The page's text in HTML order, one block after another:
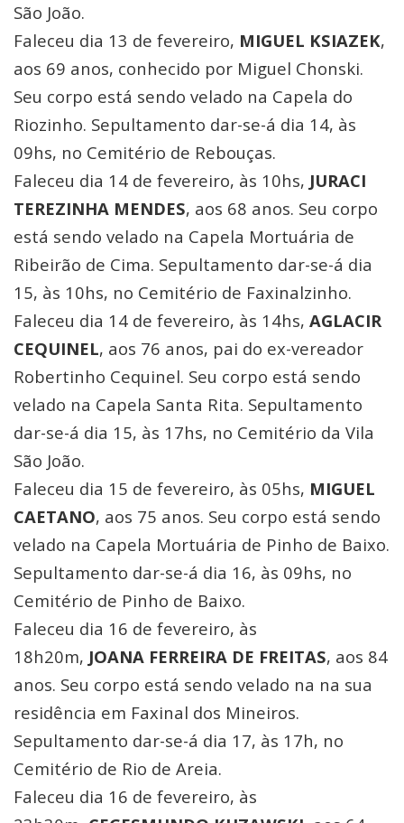
São João.
Faleceu dia 13 de fevereiro, MIGUEL KSIAZEK,
aos 69 anos, conhecido por Miguel Chonski.
Seu corpo está sendo velado na Capela do
Riozinho. Sepultamento dar-se-á dia 14, às
09hs, no Cemitério de Rebouças.
Faleceu dia 14 de fevereiro, às 10hs, JURACI
TEREZINHA MENDES, aos 68 anos. Seu corpo
está sendo velado na Capela Mortuária de
Ribeirão de Cima. Sepultamento dar-se-á dia
15, às 10hs, no Cemitério de Faxinalzinho.
Faleceu dia 14 de fevereiro, às 14hs, AGLACIR
CEQUINEL, aos 76 anos, pai do ex-vereador
Robertinho Cequinel. Seu corpo está sendo
velado na Capela Santa Rita. Sepultamento
dar-se-á dia 15, às 17hs, no Cemitério da Vila
São João.
Faleceu dia 15 de fevereiro, às 05hs, MIGUEL
CAETANO, aos 75 anos. Seu corpo está sendo
velado na Capela Mortuária de Pinho de Baixo.
Sepultamento dar-se-á dia 16, às 09hs, no
Cemitério de Pinho de Baixo.
Faleceu dia 16 de fevereiro, às
18h20m, JOANA FERREIRA DE FREITAS, aos 84
anos. Seu corpo está sendo velado na na sua
residência em Faxinal dos Mineiros.
Sepultamento dar-se-á dia 17, às 17h, no
Cemitério de Rio de Areia.
Faleceu dia 16 de fevereiro, às